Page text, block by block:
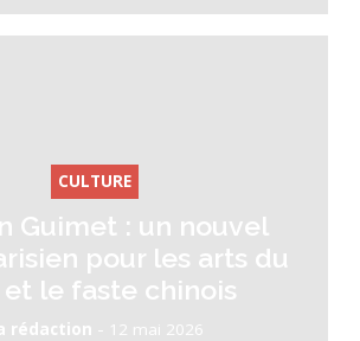
CULTURE
Guimet : un nouvel
pour les arts du
le faste chinois
rédaction - 12 mai 2026